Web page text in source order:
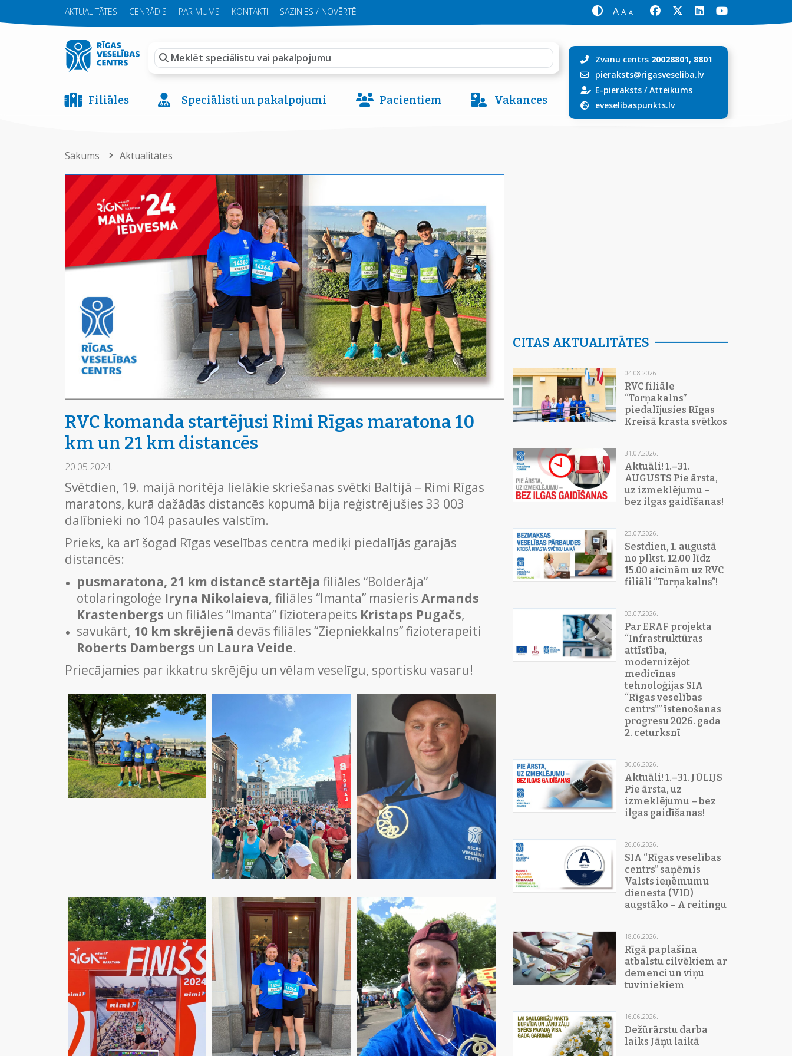
AKTUALITĀTES CENRĀDIS PAR MUMS KONTAKTI SAZINIES / NOVĒRTĒ A A A
Filiāles Speciālisti un pakalpojumi Pacientiem Vakances
Zvanu centrs 20028801, 8801
pieraksts@rigasveseliba.lv
E-pieraksts/Atteikums
eveselibaspunkts.lv
Sākums Aktualitātes
RVC komanda startējusi Rimi Rīgas maratona 10
km un 21 km distancēs
20.05.2024.
Svētdien, 19. maijā noritēja lielākie skriešanas svētki Baltijā – Rimi Rīgas
maratons, kurā dažādās distancēs kopumā bija reģistrējušies 33 003
dalībnieki no 104 pasaules valstīm.
Prieks, ka arī šogad Rīgas veselības centra mediķi piedalījās garajās
distancēs:
pusmaratona, 21 km distancē startēja filiāles “Bolderāja”
otolaringoloģe Iryna Nikolaieva, filiāles “Imanta” masieris Armands
Krastenbergs un filiāles “Imanta” fizioterapeits Kristaps Pugačs,
savukārt, 10 km skrējienā devās filiāles “Ziepniekkalns” fizioterapeiti
Roberts Dambergs un Laura Veide.
Priecājamies par ikkatru skrējēju un vēlam veselīgu, sportisku vasaru!
CITAS AKTUALITĀTES
04.08.2026.
RVC filiāle
“Torņakalns”
piedalījusies Rīgas
Kreisā krasta svētkos
31.07.2026.
Aktuāli! 1.–31.
AUGUSTS Pie ārsta,
uz izmeklējumu –
bez ilgas gaidīšanas!
23.07.2026.
Sestdien, 1. augustā
no plkst. 12.00 līdz
15.00 aicinām uz RVC
filiāli “Torņakalns”!
03.07.2026.
Par ERAF projekta
“Infrastruktūras
attīstība,
modernizējot
medicīnas
tehnoloģijas SIA
“Rīgas veselības
centrs”” īstenošanas
progresu 2026. gada
2. ceturksnī
30.06.2026.
Aktuāli! 1.–31. JŪLIJS
Pie ārsta, uz
izmeklējumu – bez
ilgas gaidīšanas!
26.06.2026.
SIA “Rīgas veselības
centrs” saņēmis
Valsts ieņēmumu
dienesta (VID)
augstāko – A reitingu
18.06.2026.
Rīgā paplašina
atbalstu cilvēkiem ar
demenci un viņu
tuviniekiem
16.06.2026.
Dežūrārstu darba
laiks Jāņu laikā